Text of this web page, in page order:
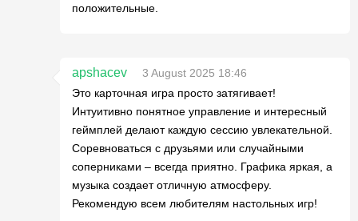
положительные.
apshacev
3 August 2025 18:46
Это карточная игра просто затягивает!
Интуитивно понятное управление и интересный
геймплей делают каждую сессию увлекательной.
Соревноваться с друзьями или случайными
соперниками – всегда приятно. Графика яркая, а
музыка создает отличную атмосферу.
Рекомендую всем любителям настольных игр!